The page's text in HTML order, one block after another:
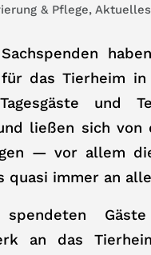
& Pflege, Aktuelles
für das Tierheim
und
ließen sich von
— vor allem
quasi immer an
an das